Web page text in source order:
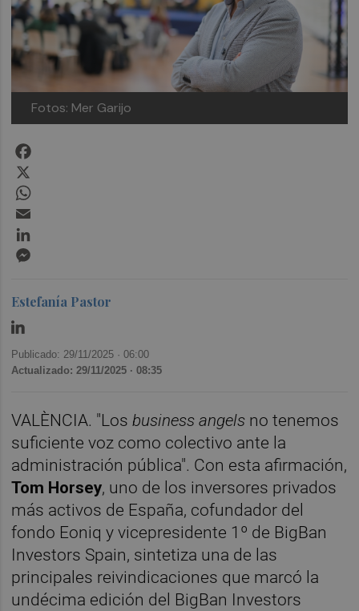
Fotos: Mer Garijo
Estefanía Pastor
Publicado: 29/11/2025 ·06:00
Actualizado: 29/11/2025 · 08:35
VALÈNCIA. "Losbusiness angels no tenemos
suficiente voz como colectivo ante la
administración pública". Con esta afirmación,
Tom Horsey, uno de los inversores privados
más activos de España, cofundador del
fondo Eoniq y vicepresidente 1º de BigBan
Investors Spain, sintetiza una de las
principales reivindicaciones que marcó la
undécima edición del BigBan Investors